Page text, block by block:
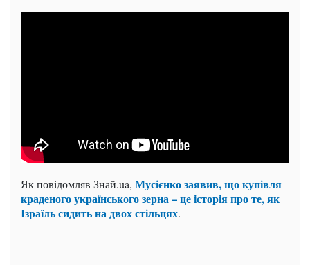
Як повідомляв Знай.ua, Мусієнко заявив, що купівля
краденого українського зерна – це історія про те, як
Ізраїль сидить на двох стільцях.